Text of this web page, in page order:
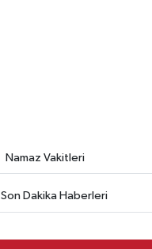
Namaz Vakitleri
Son Dakika Haberleri